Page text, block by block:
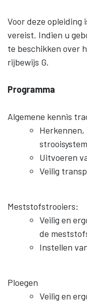
Voor deze
vereist. Indien u
te beschikken over
rijbewijs G.
Programma
Algemene kennis
Uitvoeren
Veilig
Meststofstrooiers:
Veilig en
de
Instellen
Ploegen
Veilig en